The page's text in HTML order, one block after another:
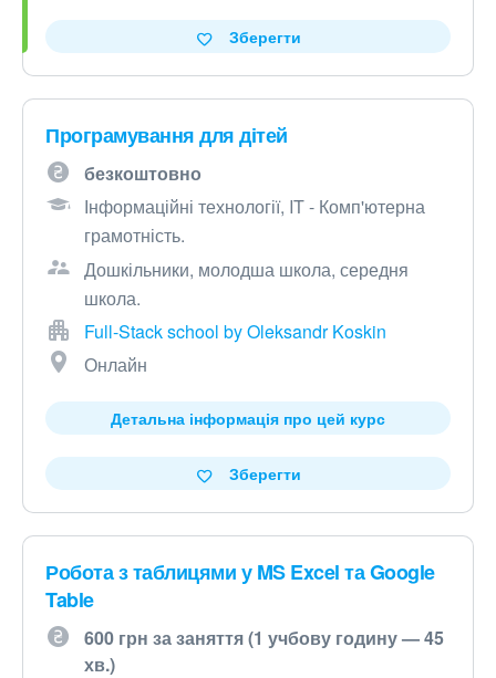
Зберегти
Програмування для дітей
безкоштовно
Інформаційні технології, IT - Комп'ютерна
грамотність.
Дошкільники, молодша школа, середня
школа.
Full-Stack school by Oleksandr Koskin
Онлайн
Детальна інформація про цей курс
Зберегти
Робота з таблицями у MS Excel та Google
Table
600 грн за заняття (1 учбову годину — 45
хв.)